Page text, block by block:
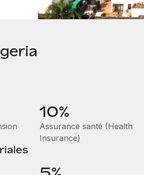
10%
Assurance santé (Health
Insurance)